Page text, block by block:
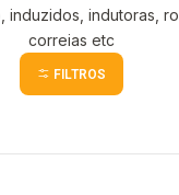
indutoras,
correias etc
FILTROS